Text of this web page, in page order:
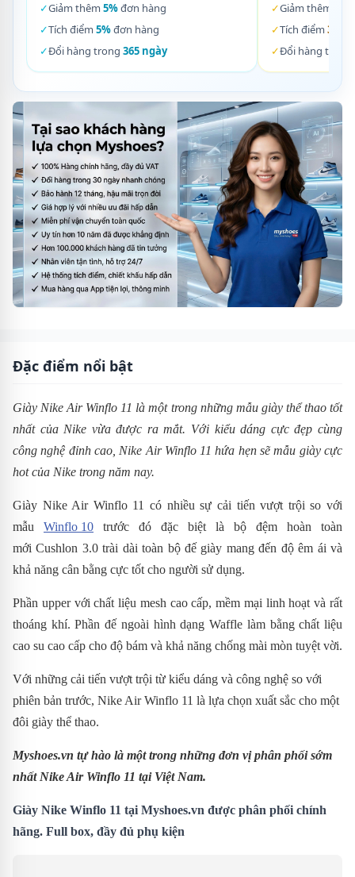
✓Giảm thêm 5%đơn hàng
✓Tích điểm 5%đơn hàng
✓Đổi hàng trong 365 ngày
✓Giảm thêm
✓Tích điểm 3%
✓Đổi hàng trong
Đặc điểm nổi bật
Giày Nike Air Winflo 11 là một trong những mẫu giày thể thao tốt
nhất của Nike vừa được ra mắt. Với kiểu dáng cực đẹp cùng
công nghệ đỉnh cao, Nike Air Winflo 11 hứa hẹn sẽ mẫu giày cực
hot của Nike trong năm nay.
Giày Nike Air Winflo 11 có nhiều sự cải tiến vượt trội so với
mẫu Winflo 10 trước đó đặc biệt là bộ đệm hoàn toàn
mới Cushlon 3.0 trài dài toàn bộ đế giày mang đến độ êm ái và
khả năng cân bằng cực tốt cho người sử dụng.
Phần upper với chất liệu mesh cao cấp, mềm mại linh hoạt và rất
thoáng khí. Phần đế ngoài hình dạng Waffle làm bằng chất liệu
cao su cao cấp cho độ bám và khả năng chống mài mòn tuyệt vời.
Với những cải tiến vượt trội từ kiểu dáng và công nghệ so với
phiên bản trước, Nike Air Winflo 11 là lựa chọn xuất sắc cho một
đôi giày thể thao.
Myshoes.vn tự hào là một trong những đơn vị phân phối sớm
nhất Nike Air Winflo 11 tại Việt Nam.
Giày Nike Winflo 11 tại Myshoes.vn được phân phối chính
hãng. Full box, đầy đủ phụ kiện